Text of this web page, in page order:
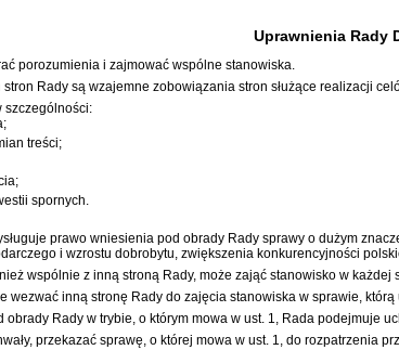
Uprawnienia Rady
porozumienia i zajmować wspólne stanowiska.
Rady są wzajemne zobowiązania stron służące realizacji
szczególności:
treści;
spornych.
prawo wniesienia pod obrady Rady sprawy o dużym
i wzrostu dobrobytu, zwiększenia konkurencyjności
wspólnie z inną stroną Rady, może zająć stanowisko w
wezwać inną stronę Rady do zajęcia stanowiska w sprawie,
Rady w trybie, o którym mowa w ust. 1, Rada podejmuje
przekazać sprawę, o której mowa w ust. 1, do rozpatrzenia